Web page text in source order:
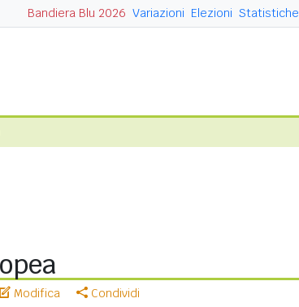
Bandiera Blu 2026 Variazioni Elezioni Statistiche
Modifica Condividi